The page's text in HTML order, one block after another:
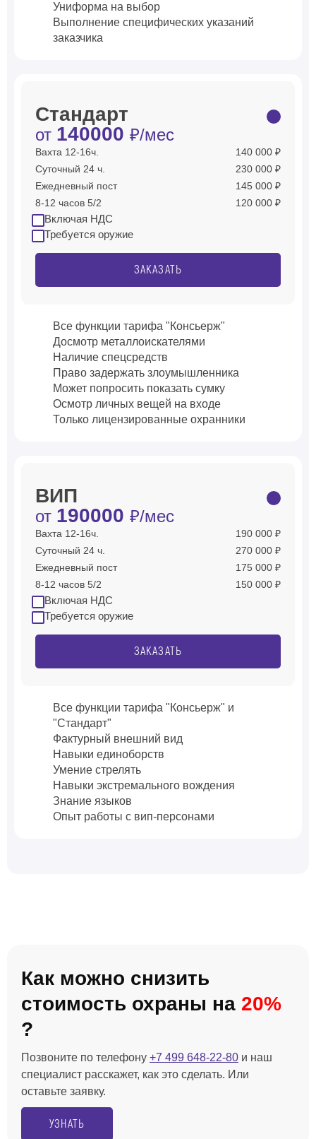
Униформа на выбор
Выполнение специфических указаний
заказчика
Стандарт
от 140000 ₽/мес
Вахта 12-16ч.
140 000 ₽
Суточный 24 ч.
230 000 ₽
Ежедневный пост
145 000 ₽
8-12 часов 5/2
120 000 ₽
Включая НДС
Требуется оружие
ЗАКАЗАТЬ
Все функции тарифа "Консьерж"
Досмотр металлоискателями
Наличие спецсредств
Право задержать злоумышленника
Может попросить показать сумку
Осмотр личных вещей на входе
Только лицензированные охранники
ВИП
от 190000 ₽/мес
Вахта 12-16ч.
190 000 ₽
Суточный 24 ч.
270 000 ₽
Ежедневный пост
175 000 ₽
8-12 часов 5/2
150 000 ₽
Включая НДС
Требуется оружие
ЗАКАЗАТЬ
Все функции тарифа "Консьерж" и
"Стандарт"
Фактурный внешний вид
Навыки единоборств
Умение стрелять
Навыки экстремального вождения
Знание языков
Опыт работы с вип-персонами
Как можно снизить
стоимость охраны на 20%
?
Позвоните по телефону +7 499 648-22-80 и наш
специалист расскажет, как это сделать. Или
оставьте заявку.
УЗНАТЬ